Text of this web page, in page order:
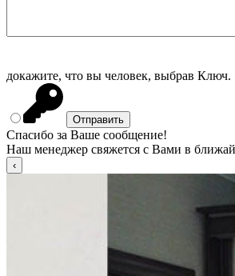
докажите, что вы человек, выбрав Ключ.
Спасибо за Ваше сообщение!
Наш менеджер свяжется с Вами в